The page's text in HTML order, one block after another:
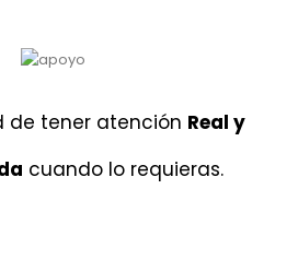
de tener atención Real y
cuando lo requieras.